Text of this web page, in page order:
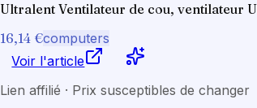
Ultralent Ventilateur de cou, ventilateur
16,14 €computers
Voir l'article
Lien affilié · Prix susceptibles de changer